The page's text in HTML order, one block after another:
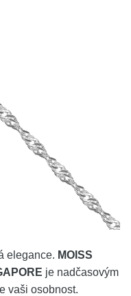
Slovensko
elegance. MOISS
je nadčasovým
vaši osobnost.